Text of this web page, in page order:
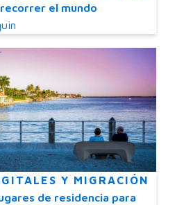
el mundo
Y MIGRACIÓN
de residencia para